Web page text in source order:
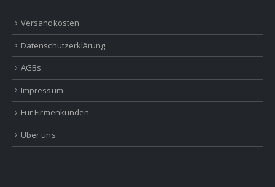
Versandkosten
Datenschutzerklärung
AGBs
Impressum
Für Firmenkunden
Über uns